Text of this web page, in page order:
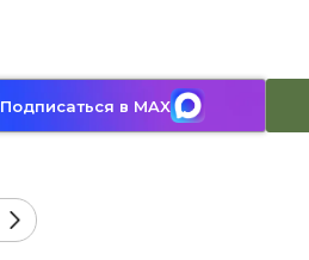
Подписаться в MAX